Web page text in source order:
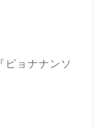
ピョナナンソ